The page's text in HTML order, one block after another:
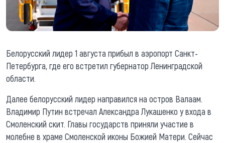
Белорусский лидер 1 августа прибыл в аэропорт Санкт-
Петербурга, где его встретил губернатор Ленинградской
области.
Далее белорусский лидер направился на остров Валаам.
Владимир Путин встречал Александра Лукашенко у входа в
Смоленский скит. Главы государств приняли участие в
молебне в храме Смоленской иконы Божией Матери. Сейчас